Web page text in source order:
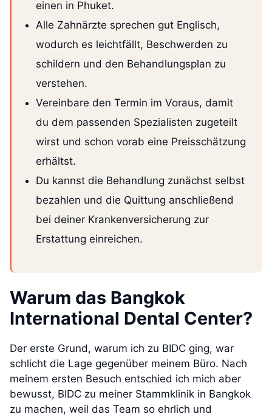
einen in Phuket.
Alle Zahnärzte sprechen gut Englisch,
wodurch es leichtfällt, Beschwerden zu
schildern und den Behandlungsplan zu
verstehen.
Vereinbare den Termin im Voraus, damit
du dem passenden Spezialisten zugeteilt
wirst und schon vorab eine Preisschätzung
erhältst.
Du kannst die Behandlung zunächst selbst
bezahlen und die Quittung anschließend
bei deiner Krankenversicherung zur
Erstattung einreichen.
Warum das Bangkok
International Dental Center?
Der erste Grund, warum ich zu BIDC ging, war
schlicht die Lage gegenüber meinem Büro. Nach
meinem ersten Besuch entschied ich mich aber
bewusst, BIDC zu meiner Stammklinik in Bangkok
zu machen, weil das Team so ehrlich und